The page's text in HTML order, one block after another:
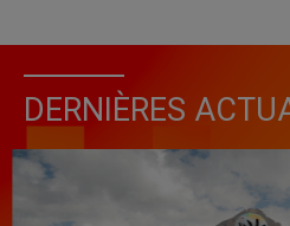
DERNIÈRES